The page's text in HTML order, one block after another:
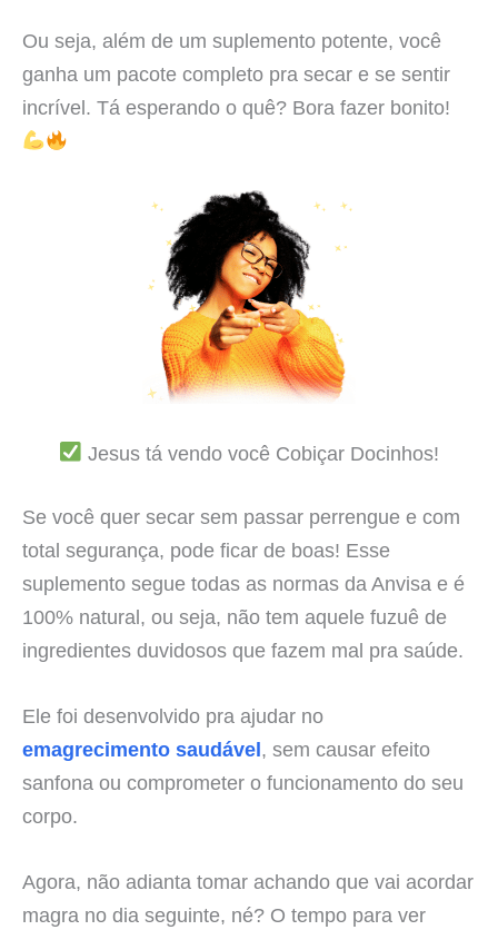
Ou seja, além de um suplemento potente, você
ganha um pacote completo pra secar e se sentir
incrível. Tá esperando o quê? Bora fazer bonito!
Jesus tá vendo você Cobiçar Docinhos!
Se você quer secar sem passar perrengue e com
total segurança, pode ficar de boas! Esse
suplemento segue todas as normas da Anvisa e é
100% natural, ou seja, não tem aquele fuzuê de
ingredientes duvidosos que fazem mal pra saúde.
Ele foi desenvolvido pra ajudar no
emagrecimento saudável, sem causar efeito
sanfona ou comprometer o funcionamento do seu
corpo.
Agora, não adianta tomar achando que vai acordar
magra no dia seguinte, né? O tempo para ver